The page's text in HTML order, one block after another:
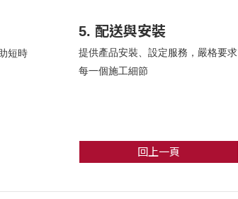
短時
5. 配送與安裝
提供產品安裝、設定服務，嚴格要求
每一個施工細節
回上一頁